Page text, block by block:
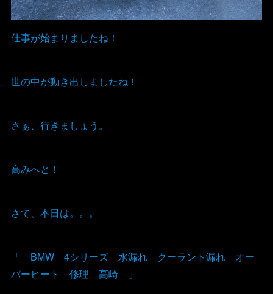
仕事が始まりましたね！
世の中が動き出しましたね！
さぁ、行きましょう。
高みへと！
さて、本日は。。。
「 BMW 4シリーズ 水漏れ クーラント漏れ オー
バーヒート 修理 高崎 」